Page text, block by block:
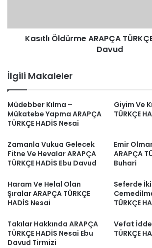
Kasıtlı Öldürme ARAPÇA
Davud
İlgili Makaleler
Müdebber Kılma –
Mükatebe Yapma ARAPÇA
TÜRKÇE HADİS Nesai
Giyim Ve
TÜRKÇE
Zamanla Vukua Gelecek
Fitne Ve Hevalar ARAPÇA
TÜRKÇE HADİS Ebu Davud
Emir
ARAPÇA
Buhari
Haram Ve Helal Olan
Şıralar ARAPÇA TÜRKÇE
HADİS Nesai
Seferde
TÜRKÇE
Takılar Hakkında ARAPÇA
TÜRKÇE HADİS Nesai Ebu
Davud Tirmizi
Vefat
TÜRKÇE